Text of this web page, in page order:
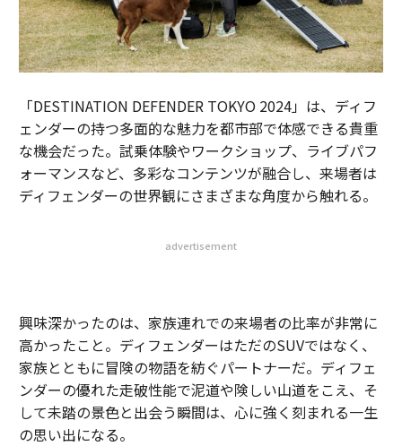
「DESTINATION DEFENDER TOKYO 2024」は、ディフ
ェンダーの持つ多面的な魅力を都市部で体感できる貴重
な機会だった。試乗体験やワークショップ、ライブパフ
ォーマンスなど、多彩なコンテンツが融合し、来場者は
ディフェンダーの世界観にさまざまな角度から触れる。
advertisement
興味深かったのは、家族連れでの来場者の比率が非常に
高かったこと。ディフェンダーはただのSUVではなく、
家族とともに冒険の物語を紡ぐパートナーだ。ディフェ
ンダーの優れた走破性能で泥道や険しい山道をこえ、そ
して未踏の景色と出会う瞬間は、心に強く刻まれる一生
の思い出になる。